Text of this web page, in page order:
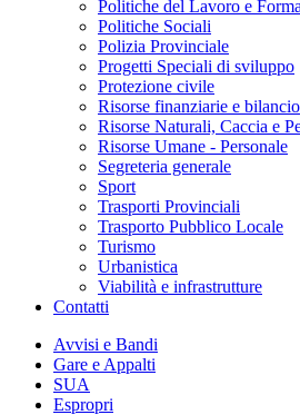
Politiche del Lavoro e
Politiche Sociali
Polizia Provinciale
Progetti Speciali di sviluppo
Protezione civile
Risorse finanziarie e bilancio
Risorse Naturali, Caccia e
Risorse Umane - Personale
Segreteria generale
Sport
Trasporti Provinciali
Trasporto Pubblico Locale
Turismo
Urbanistica
Viabilità e infrastrutture
Contatti
Avvisi e Bandi
Gare e Appalti
SUA
Espropri